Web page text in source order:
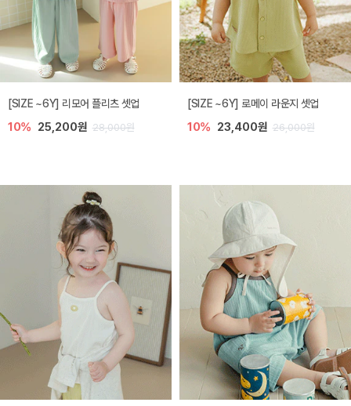
[SIZE ~6Y] 리모어 플리츠 셋업
10% 25,200원 28,000원
[SIZE ~6Y] 로메이 라운지 셋업
10% 23,400원 26,000원